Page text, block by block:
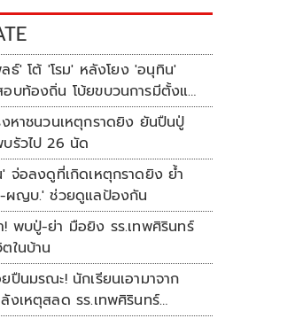
งโยง 'อนุทิน'
อบท้องถิ่น โบ้ยขบวนการมีตั้งแต่
งหาชนวนเหตุกราดยิง ยันปืนปู่
รัวไป 26 นัด
จ่อลงดูที่เกิดเหตุกราดยิง ย้ำ
ผญบ.' ช่วยดูแลป้องกัน
! พบปู่-ย่า มือยิง รร.เทพศิรินทร์
ในบ้าน
ยปืนมรณะ! นักเรียนเอามาจาก
งเหตุสลด รร.เทพศิรินทร์